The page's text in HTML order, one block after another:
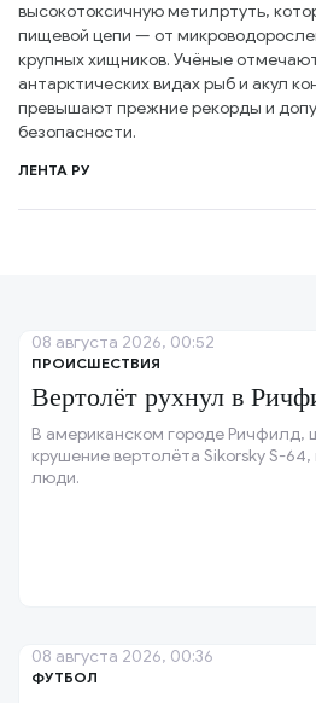
высокотоксичную метилртуть,
пищевой цепи — от
крупных хищников. Учёные
антарктических видах рыб и акул
превышают прежние рекорды и
безопасности.
ЛЕНТА РУ
ПРОИСШЕСТВИЯ
Вертолёт рухнул в
В американском городе
крушение вертолёта Sikorsky S-
люди.
08 августа 2026, 00:52
ФУТБОЛ
08 августа 2026, 00:36